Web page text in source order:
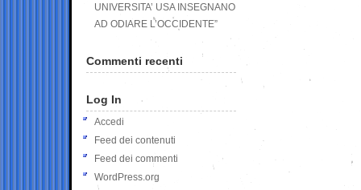
UNIVERSITA’ USA INSEGNANO
AD ODIARE L’OCCIDENTE”
Commenti recenti
Log In
Accedi
Feed dei contenuti
Feed dei commenti
WordPress.org